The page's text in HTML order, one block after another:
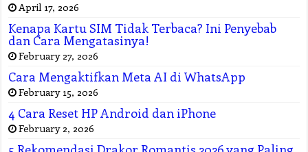
April 17, 2026
Kenapa Kartu SIM Tidak Terbaca? Ini Penyebab
dan Cara Mengatasinya!
February 27, 2026
Cara Mengaktifkan Meta AI di WhatsApp
February 15, 2026
4 Cara Reset HP Android dan iPhone
February 2, 2026